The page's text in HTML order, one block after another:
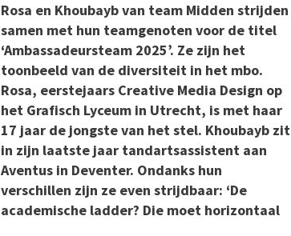
Rosa en Khoubayb van team Midden strijden
samen met hun teamgenoten voor de titel
‘Ambassadeursteam 2025’. Ze zijn het
toonbeeld van de diversiteit in het mbo.
Rosa, eerstejaars Creative Media Design op
het Grafisch Lyceum in Utrecht, is met haar
17 jaar de jongste van het stel. Khoubayb zit
in zijn laatste jaar tandartsassistent aan
Aventus in Deventer. Ondanks hun
verschillen zijn ze even strijdbaar: ‘De
academische ladder? Die moet horizontaal